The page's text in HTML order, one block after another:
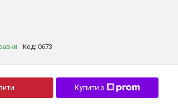
Код: 0673
Купити з